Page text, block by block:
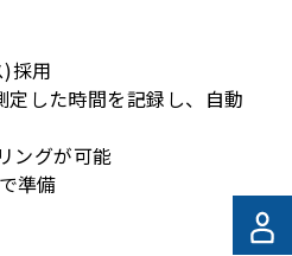
採用
した時間を記録し、自動
ングが可能
準備